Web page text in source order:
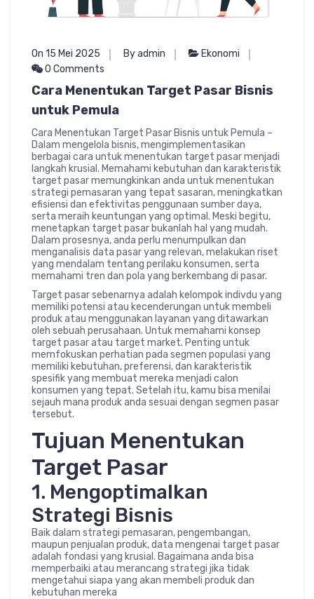
On 15 Mei 2025 By admin
Ekonomi
0 Comments
Cara Menentukan Target Pasar Bisnis
untuk Pemula
Cara Menentukan Target Pasar Bisnis untuk Pemula –
Dalam mengelola bisnis, mengimplementasikan
berbagai cara untuk menentukan target pasar menjadi
langkah krusial. Memahami kebutuhan dan karakteristik
target pasar memungkinkan anda untuk menentukan
strategi pemasaran yang tepat sasaran, meningkatkan
efisiensi dan efektivitas penggunaan sumber daya,
serta meraih keuntungan yang optimal. Meski begitu,
menetapkan target pasar bukanlah hal yang mudah.
Dalam prosesnya, anda perlu menumpulkan dan
menganalisis data pasar yang relevan, melakukan riset
yang mendalam tentang perilaku konsumen, serta
memahami tren dan pola yang berkembang di pasar.
Target pasar sebenarnya adalah kelompok indivdu yang
memiliki potensi atau kecenderungan untuk membeli
produk atau menggunakan layanan yang ditawarkan
oleh sebuah perusahaan. Untuk memahami konsep
target pasar atau target market. Penting untuk
memfokuskan perhatian pada segmen populasi yang
memiliki kebutuhan, preferensi, dan karakteristik
spesifik yang membuat mereka menjadi calon
konsumen yang tepat. Setelah itu, kamu bisa menilai
sejauh mana produk anda sesuai dengan segmen pasar
tersebut.
Tujuan Menentukan
Target Pasar
1. Mengoptimalkan
Strategi Bisnis
Baik dalam strategi pemasaran, pengembangan,
maupun penjualan produk, data mengenai target pasar
adalah fondasi yang krusial. Bagaimana anda bisa
memperbaiki atau merancang strategi jika tidak
mengetahui siapa yang akan membeli produk dan
kebutuhan mereka